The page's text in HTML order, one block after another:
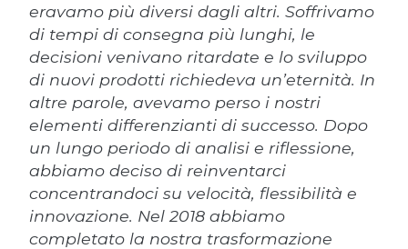
eravamo più diversi dagli altri. Soffrivamo
di tempi di consegna più lunghi, le
decisioni venivano ritardate e lo sviluppo
di nuovi prodotti richiedeva un’eternità. In
altre parole, avevamo perso i nostri
elementi differenzianti di successo. Dopo
un lungo periodo di analisi e riflessione,
abbiamo deciso di reinventarci
concentrandoci su velocità, flessibilità e
innovazione. Nel 2018 abbiamo
completato la nostra trasformazione